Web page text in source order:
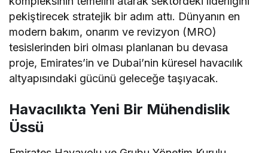
pekiştirecek stratejik bir adım attı. Dünyanın en
modern bakım, onarım ve revizyon (MRO)
tesislerinden biri olması planlanan bu devasa
proje, Emirates’in ve Dubai’nin küresel havacılık
altyapısındaki gücünü geleceğe taşıyacak.
Havacılıkta Yeni Bir Mühendislik
Üssü